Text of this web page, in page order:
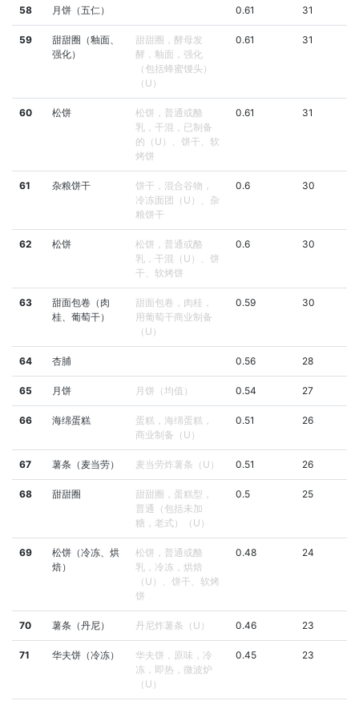
58 月饼（五仁） 0.61 31
59
甜甜圈（釉面、
强化）
甜甜圈，酵母发
酵，釉面，强化
（包括蜂蜜馒头）
（U）
0.61 31
60 松饼
松饼，普通或酪
乳，干混，已制备
的（U）、饼干、软
烤饼
0.61 31
61 杂粮饼干
饼干，混合谷物，
冷冻面团（U）、杂
粮饼干
0.6 30
62 松饼
松饼，普通或酪
乳，干混（U）、饼
干、软烤饼
0.6 30
63
甜面包卷（肉
桂、葡萄干）
甜面包卷，肉桂，
用葡萄干商业制备
（U）
0.59 30
64 杏脯 0.56 28
65 月饼 月饼（均值） 0.54 27
66 海绵蛋糕
蛋糕，海绵蛋糕，
商业制备（U）
0.51 26
67 薯条（麦当劳） 麦当劳炸薯条（U） 0.51 26
68 甜甜圈
甜甜圈，蛋糕型，
普通（包括未加
糖，老式）（U）
0.5 25
69
松饼（冷冻、烘
焙）
松饼，普通或酪
乳，冷冻，烘焙
（U）、饼干、软烤
饼
0.48 24
70 薯条（丹尼） 丹尼炸薯条（U） 0.46 23
71 华夫饼（冷冻）
华夫饼，原味，冷
冻，即热，微波炉
（U）
0.45 23